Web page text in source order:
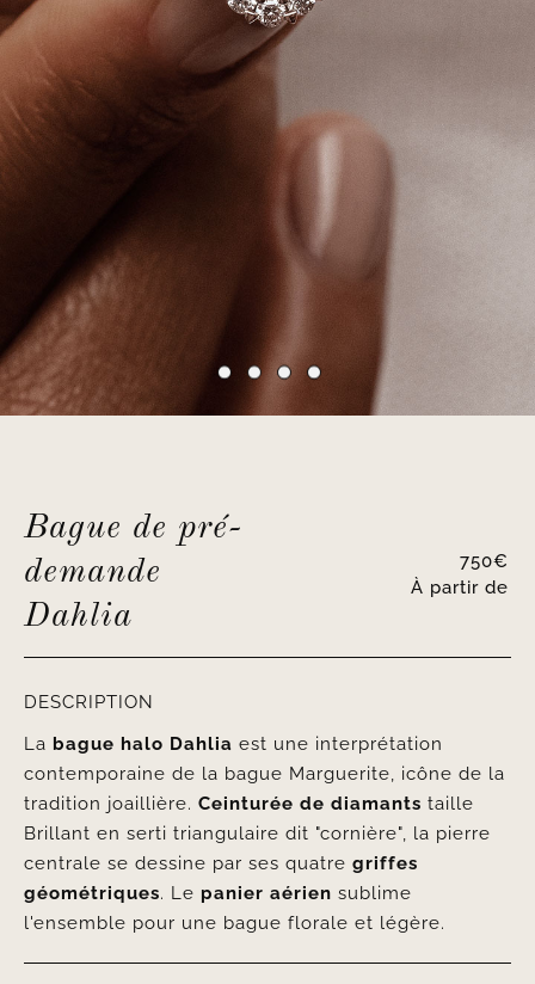
Bague de pré-
demande
Dahlia
À partir de
750€
DESCRIPTION
La bague halo Dahlia est une interprétation
contemporaine de la bague Marguerite, icône de la
tradition joaillière. Ceinturée de diamants taille
Brillant en serti triangulaire dit "cornière", la pierre
centrale se dessine par ses quatre griffes
géométriques. Le panier aérien sublime
l'ensemble pour une bague florale et légère.